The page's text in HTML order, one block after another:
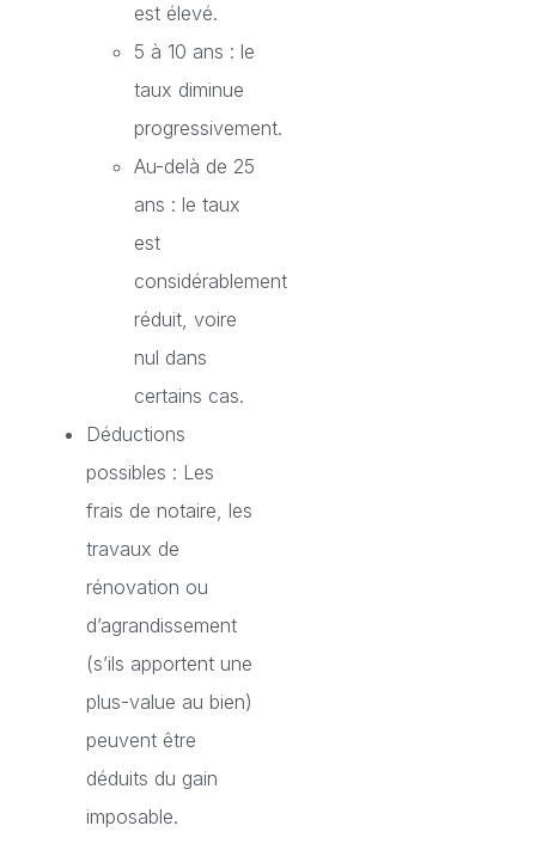
est élevé.
5 à 10 ans : le
taux diminue
progressivement.
Au-delà de 25
ans : le taux
est
considérablement
réduit, voire
nul dans
certains cas.
Déductions
possibles : Les
frais de notaire, les
travaux de
rénovation ou
d’agrandissement
(s’ils apportent une
plus-value au bien)
peuvent être
déduits du gain
imposable.